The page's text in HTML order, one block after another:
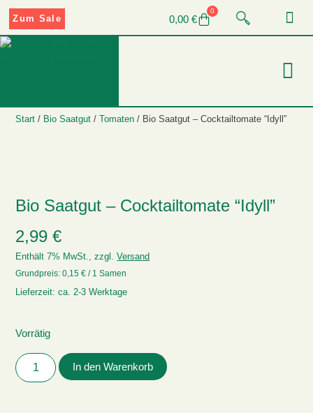
0,00 €
0
Zum Sale
Start / Bio Saatgut /Tomaten / Bio Saatgut – Cocktailtomate “Idyll”
Bio Saatgut – Cocktailtomate “Idyll”
2,99€
Enthält 7% MwSt., zzgl.Versand
Grundpreis:0,15€ / 1 Samen
Lieferzeit: ca. 2-3 Werktage
Vorrätig
In den Warenkorb